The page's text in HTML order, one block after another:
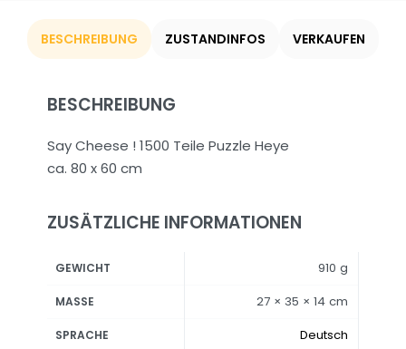
BESCHREIBUNG ZUSTANDINFOS VERKAUFEN
BESCHREIBUNG
Say Cheese ! 1500 Teile Puzzle Heye
ca. 80 x 60 cm
ZUSÄTZLICHE INFORMATIONEN
GEWICHT 910 g
MASSE 27 × 35 × 14 cm
SPRACHE Deutsch